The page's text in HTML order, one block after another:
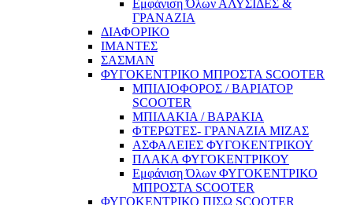
Εμφάνιση Όλων ΑΛΥΣΙΔΕΣ &
ΓΡΑΝΑZΙΑ
ΔΙΑΦΟΡΙΚΟ
ΙΜΑΝΤΕΣ
ΣΑΣΜΑΝ
ΦΥΓΟΚΕΝΤΡΙΚΟ ΜΠΡΟΣΤΑ SCOOTER
ΜΠΙΛΙΟΦΟΡΟΣ / ΒΑΡΙΑΤΟΡ
SCOOTER
ΜΠΙΛΑΚΙΑ / ΒΑΡΑΚΙΑ
ΦΤΕΡΩΤΕΣ- ΓΡΑΝΑΖΙΑ ΜΙΖΑΣ
ΑΣΦΑΛΕΙΕΣ ΦΥΓΟΚΕΝΤΡΙΚΟΥ
ΠΛΑΚΑ ΦΥΓΟΚΕΝΤΡΙΚΟΥ
Εμφάνιση Όλων ΦΥΓΟΚΕΝΤΡΙΚΟ
ΜΠΡΟΣΤΑ SCOOTER
ΦΥΓΟΚΕΝΤΡΙΚΟ ΠΙΣΩ SCOOTER